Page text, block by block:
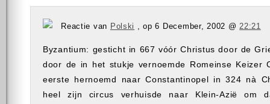
Reactie van Polski , op 6 December, 2002 @ 22:21
Byzantium: gesticht in 667 vóór Christus door de
door de in het stukje vernoemde Romeinse Keizer
eerste hernoemd naar Constantinopel in 324 nà
heel zijn circus verhuisde naar Klein-Azië om